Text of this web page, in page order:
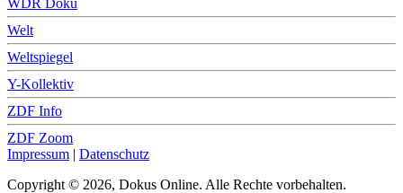
Welt
Weltspiegel
Y-Kollektiv
ZDF Info
ZDF Zoom
Impressum | Datenschutz
Copyright © 2026, Dokus Online. Alle Rechte vorbehalten.